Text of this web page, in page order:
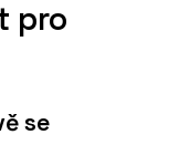
pro
se